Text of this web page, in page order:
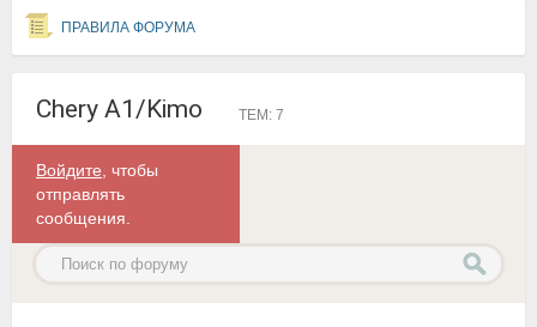
ПРАВИЛА ФОРУМА
Chery A1/Kimo ТЕМ: 7
Войдите , чтобы
отправлять
сообщения.